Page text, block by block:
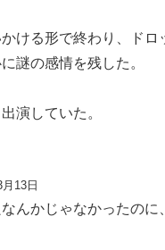
ける形で終わり、ドロ
謎の感情を残した。
演していた。
13日
んかじゃなかったのに